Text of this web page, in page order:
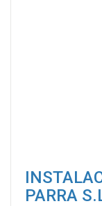
PARRA